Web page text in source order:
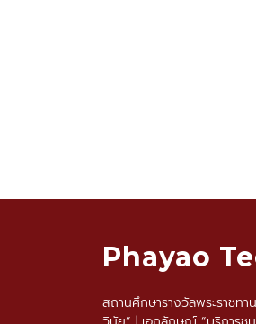
Phayao
สถานศึกษารางวัลพระราช